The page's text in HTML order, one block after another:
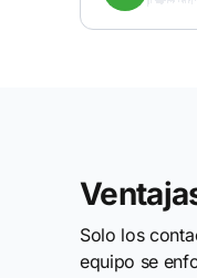
Solo los
equipo se